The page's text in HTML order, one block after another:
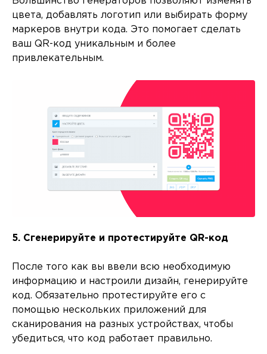
цвета, добавлять логотип или выбирать форму
маркеров внутри кода. Это помогает сделать
ваш QR-код уникальным и более
привлекательным.
5. Сгенерируйте и протестируйте QR-код
После того как вы ввели всю необходимую
информацию и настроили дизайн, генерируйте
код. Обязательно протестируйте его с
помощью нескольких приложений для
сканирования на разных устройствах, чтобы
убедиться, что код работает правильно.